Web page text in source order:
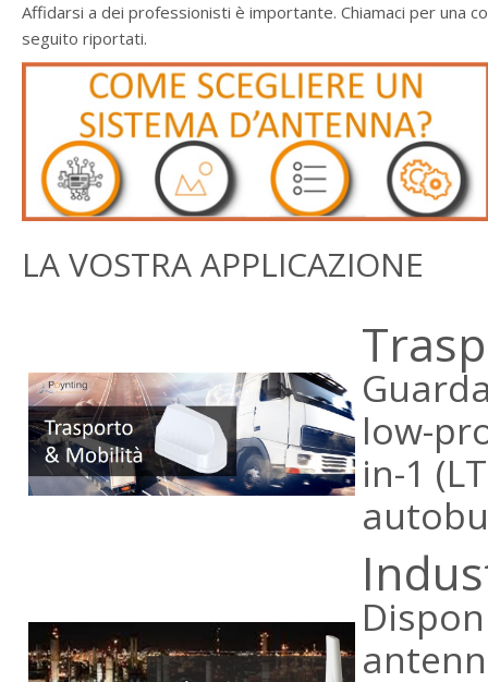
Affidarsi a dei professionisti è importante. Chiamaci per una
seguito riportati.
LA VOSTRA APPLICAZIONE
low-
in-1